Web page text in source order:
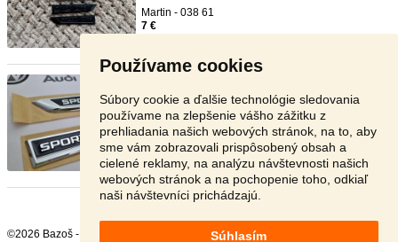
Používame cookies
Súbory cookie a ďalšie technológie sledovania
používame na zlepšenie vášho zážitku z
prehliadania našich webových stránok, na to, aby
sme vám zobrazovali prispôsobený obsah a
cielené reklamy, na analýzu návštevnosti našich
webových stránok a na pochopenie toho, odkiaľ
naši návštevníci prichádzajú.
Súhlasím
Martin - 038 61
7 €
Plaketka resp. napisysportlinesa lepia pomocou
3M pásky na blat ...
Košice - 040 01
35 €
©2026 Bazoš -